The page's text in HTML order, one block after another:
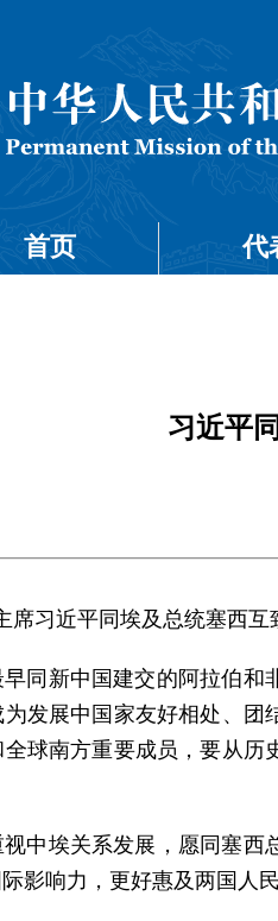
首页 代
习近平
席习近平同埃及总统塞西
同新中国建交的阿拉伯
发展中国家友好相处、
球南方重要成员，要从
中埃关系发展，愿同塞
影响力，更好惠及两国人